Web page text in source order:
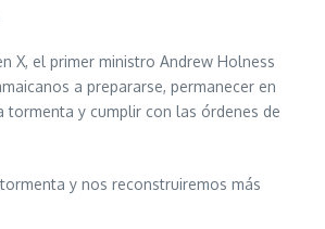
X, el primer ministro Andrew Holness
a prepararse, permanecer en
tormenta y cumplir con las órdenes de
y nos reconstruiremos más